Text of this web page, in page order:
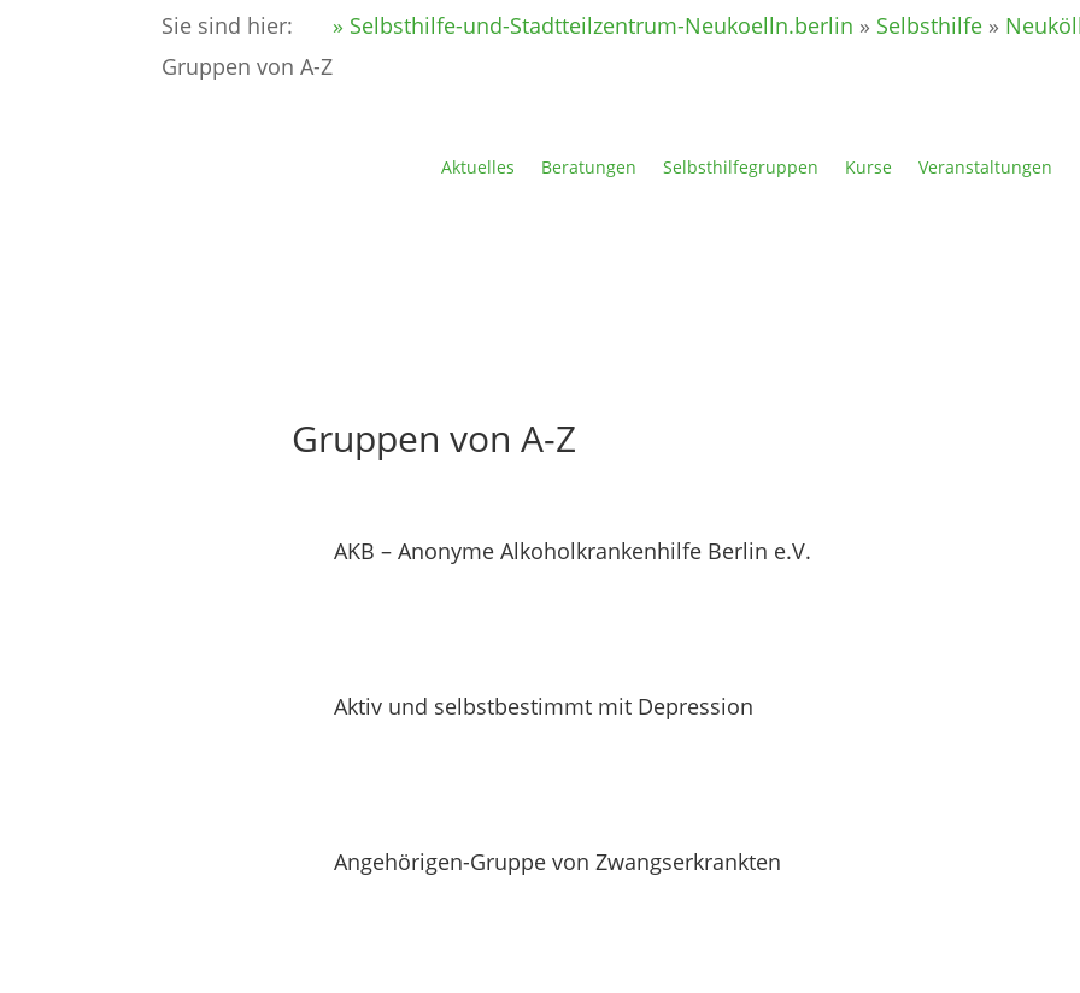
Sie sind hier: » Selbsthilfe-und-Stadtteilzentrum-Neukoelln.berlin » Selbsthilfe»
Gruppen von A-Z
Aktuelles Beratungen Selbsthilfegruppen Kurse Veranstaltungen
Gruppen von A-Z
AKB – Anonyme Alkoholkrankenhilfe Berlin e.V.
Aktiv und selbstbestimmt mit Depression
Angehörigen-Gruppe von Zwangserkrankten